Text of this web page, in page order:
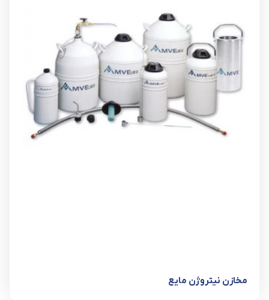
مخازن نیتروژن مایع